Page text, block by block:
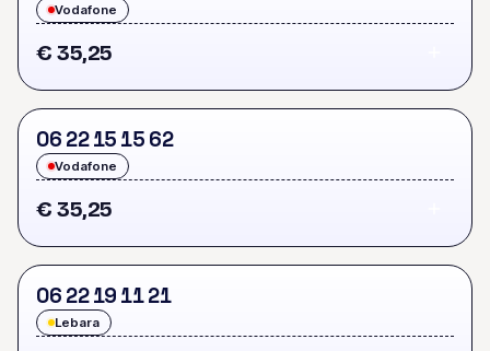
Vodafone
€ 35,25
06 2215 15 62
Vodafone
€ 35,25
06 2219 1121
Lebara